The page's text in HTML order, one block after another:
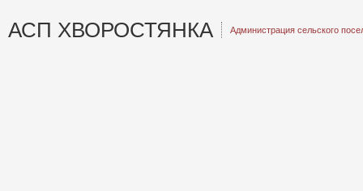
АСП ХВОРОСТЯНКА Администрация сельского